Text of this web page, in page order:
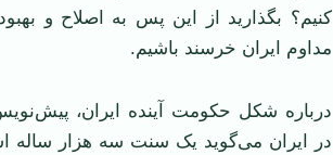
کنیم؟ بگذارید از این پس به اصلاح و
مداوم ایران خرسند باشیم.
درباره شکل حکومت آینده ایران،
در ایران می‌گوید یک سنت سه هزار